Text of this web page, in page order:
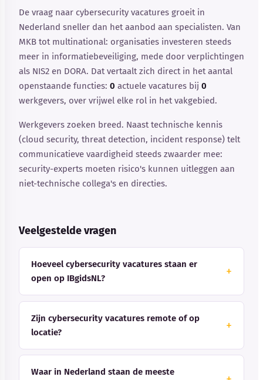
De vraag naar cybersecurity vacatures groeit in
Nederland sneller dan het aanbod aan specialisten. Van
MKB tot multinational: organisaties investeren steeds
meer in informatiebeveiliging, mede door verplichtingen
als NIS2 en DORA. Dat vertaalt zich direct in het aantal
openstaande functies: 0 actuele vacatures bij 0
werkgevers, over vrijwel elke rol in het vakgebied.
Werkgevers zoeken breed. Naast technische kennis
(cloud security, threat detection, incident response) telt
communicatieve vaardigheid steeds zwaarder mee:
security-experts moeten risico's kunnen uitleggen aan
niet-technische collega's en directies.
Veelgestelde vragen
Hoeveel cybersecurity vacatures staan er
open op IBgidsNL?
Zijn cybersecurity vacatures remote of op
locatie?
Waar in Nederland staan de meeste